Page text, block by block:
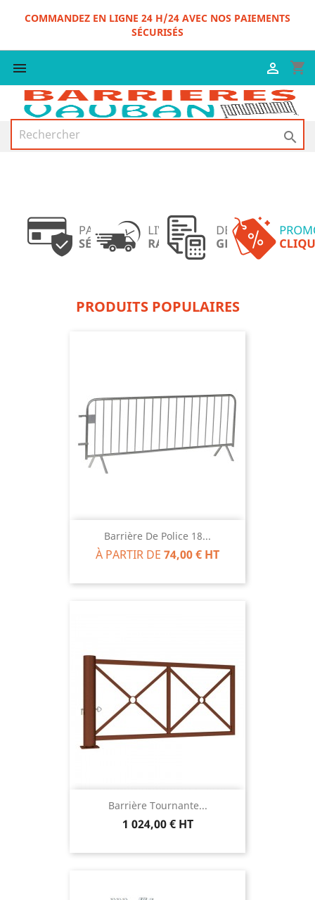
COMMANDEZ EN LIGNE 24 H/24 AVEC NOS PAIEMENTS
SÉCURISÉS
 shopping_cart


PRODUITS POPULAIRES
Barrière De Police 18...
À PARTIR DE 74,00 € HT
Barrière Tournante...
1 024,00 € HT